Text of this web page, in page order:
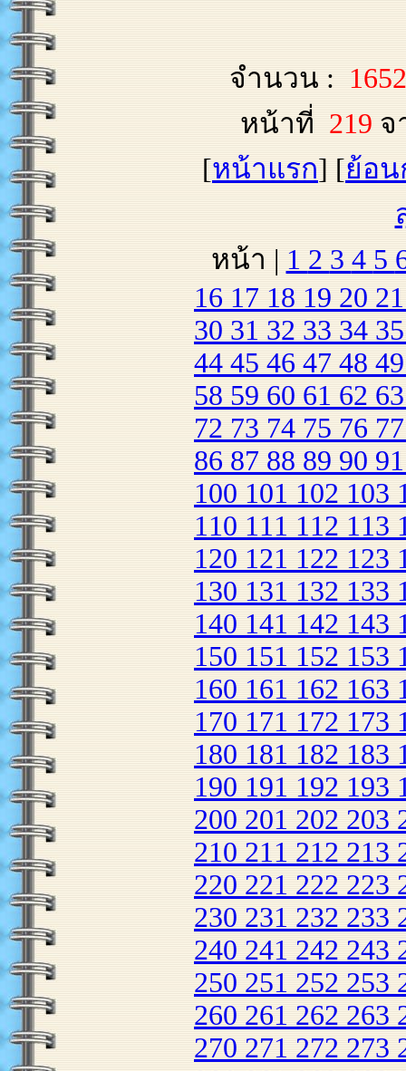
จำนวน :
หน้าที่ 219 จ
[หน้าแรก] [ย้อ
หน้า | 1 2 3 4 5
16 17 18 19 20
30 31 32 33 34
44 45 46 47 48
58 59 60 61 62
72 73 74 75 76
86 87 88 89 90
100 101 102 103
110 111 112 113
120 121 122 123
130 131 132 133
140 141 142 143
150 151 152 153
160 161 162 163
170 171 172 173
180 181 182 183
190 191 192 193
200 201 202 203
210 211 212 213
220 221 222 223
230 231 232 233
240 241 242 243
250 251 252 253
260 261 262 263
270 271 272 273